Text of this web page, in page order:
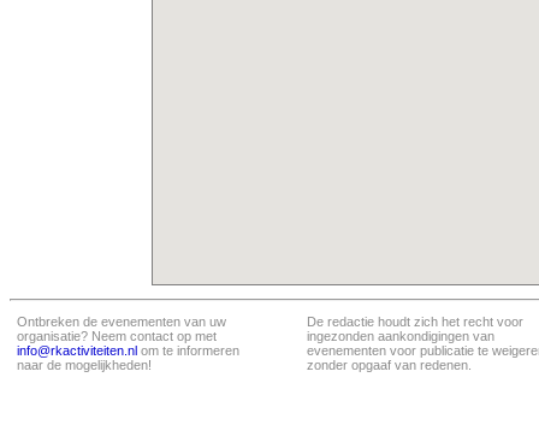
Ontbreken de evenementen van uw
organisatie? Neem contact op met
info@rkactiviteiten.nl om te informeren
naar de mogelijkheden!
De redactie houdt zich het recht voor
ingezonden aankondigingen van
evenementen voor publicatie te
zonder opgaaf van redenen.